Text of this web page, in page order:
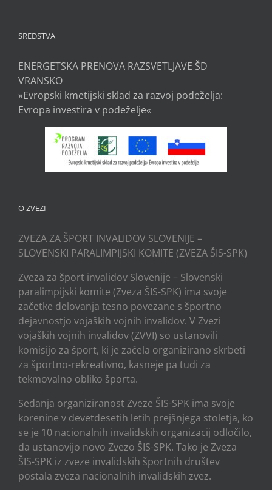
SREDSTVA
ENERGETSKA PRENOVA RAZSVETLJAVE ŠD
VRANSKO
»Evropski kmetijski sklad za razvoj podeželja:
Evropa investira v podeželje«
O ZVEZI
ZVEZA ZA ŠPORT INVALIDOV SLOVENIJE –
SLOVENSKI PARALIMPIJSKI KOMITE (ZVEZA ŠIS-SPK)
Zveza za šport invalidov Slovenije – Slovenski
paralimpijski komite (Zveza ŠIS-SPK) ima svoje
začetke delovanja tesno povezane s športno
dejavnostjo vojaških vojnih invalidov. V Zvezi
vojaških vojnih invalidov (ZVVI) so ustanovili
komisijo za šport, ki je začela organizirano skrbeti
za športno-rekreativno, kasneje pa tudi za
tekmovalno obliko športa.
Sedanja organiziranost Zveze ŠIS-SPK ima svoje
korenine v devetdesetih letih prejšnjega stoletja, ko
se je 10 nacionalnih invalidskih organizacij odločilo,
da ustanovijo novo Zvezo ŠIS-SPK. Tako je Zveza
ŠIS-SPK iz zveze invalidskih športnih društev
postala zveza nacionalnih invalidskih zvez.